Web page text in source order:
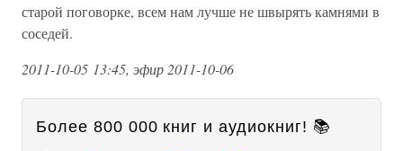
старой поговорке, всем нам лучше не швырять камнями в
соседей.
2011-10-05 13:45, эфир 2011-10-06
Более 800 000 книг и аудиокниг! 📚